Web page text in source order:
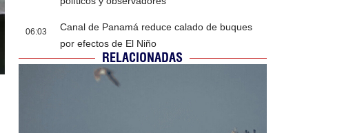
06:03
Canal de Panamá reduce calado de buques
por efectos de El Niño
RELACIONADAS